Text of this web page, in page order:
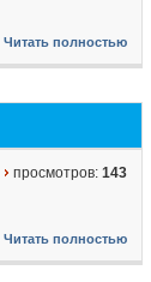
Читать полностью
просмотров: 143
Читать полностью